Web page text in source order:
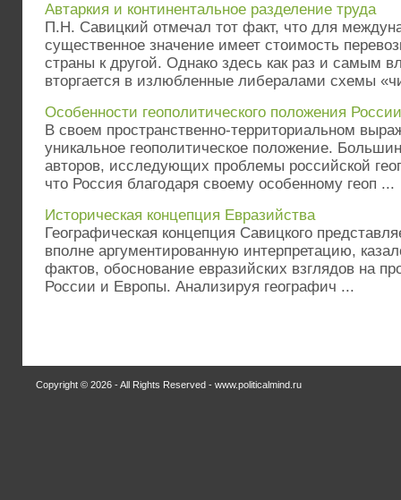
Автаркия и континентальное разделение труда
П.Н. Савицкий отмечал тот факт, что для
существенное значение имеет стоимость
страны к другой. Однако здесь как раз и самым
вторгается в излюбленные либералами схемы
Особенности геополитического положения России
В своем пространственно-территориальном
уникальное геополитическое положение.
авторов, исследующих проблемы российской
что Россия благодаря своему особенному геоп ...
Историческая концепция Евразийства
Географическая концепция Савицкого
вполне аргументированную интерпретацию,
фактов, обоснование евразийских взглядов на
России и Европы. Анализируя географич ...
Copyright © 2026 - All Rights Reserved - www.politicalmind.ru